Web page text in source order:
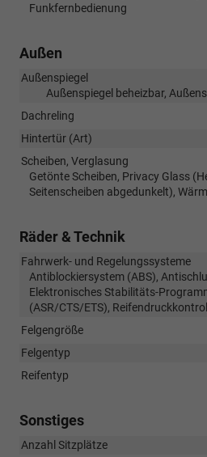
Funkfernbedienung
Außen
Außenspiegel
Außenspiegel beheizbar,
Dachreling
Hintertür (Art)
Scheiben, Verglasung
Getönte Scheiben, Privacy Glass
Seitenscheiben abgedunkelt),
Räder & Technik
Fahrwerk- und Regelungssysteme
Antiblockiersystem (ABS),
Elektronisches Stabilitäts-
(ASR/CTS/ETS),
Felgengröße
Felgentyp
Reifentyp
Sonstiges
Anzahl Sitzplätze